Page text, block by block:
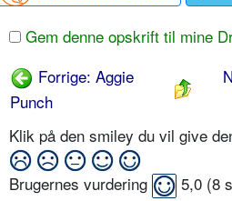
Gem denne opskrift til mine
Forrige: Aggie
Punch
Klik på den smiley du vil give
Brugernes vurdering 5,0 (8